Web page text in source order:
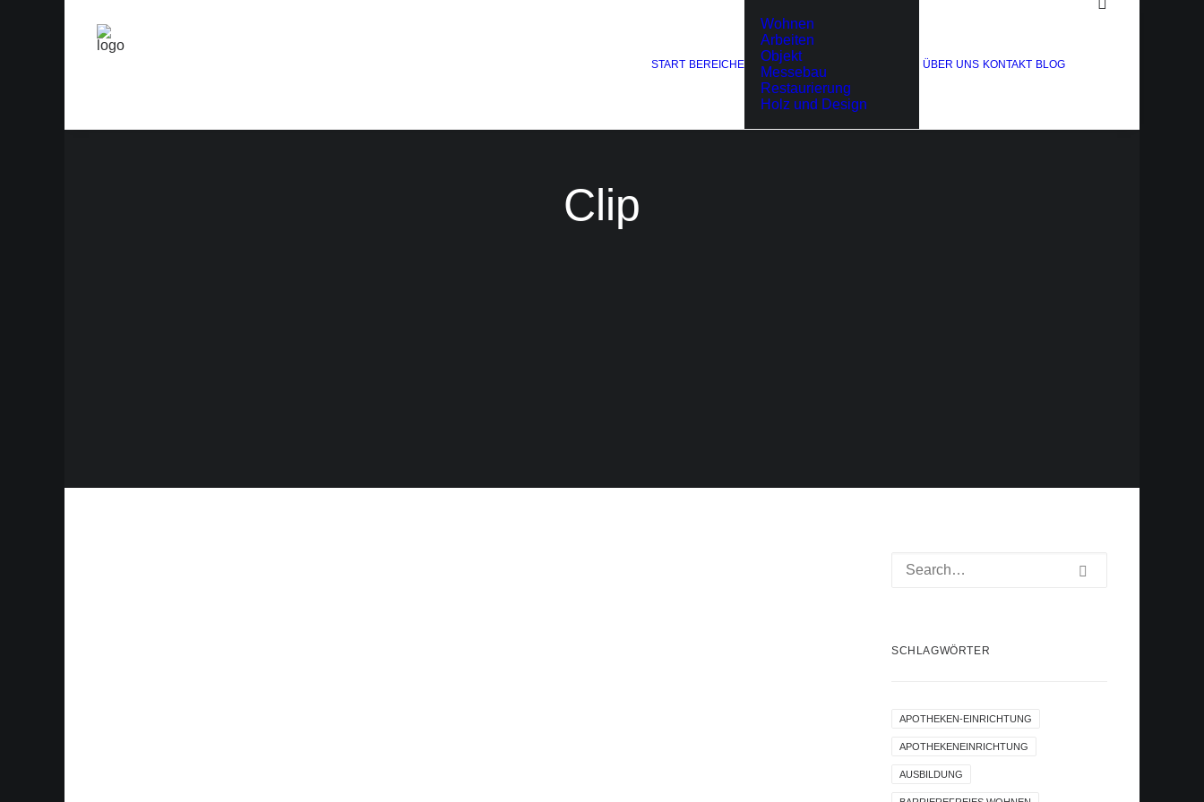
START BEREICHE
Wohnen
Arbeiten
Objekt
Messebau
Restaurierung
Holz und Design
ÜBER UNS KONTAKT BLOG
Clip
SCHLAGWÖRTER
APOTHEKEN-EINRICHTUNG
APOTHEKENEINRICHTUNG
AUSBILDUNG